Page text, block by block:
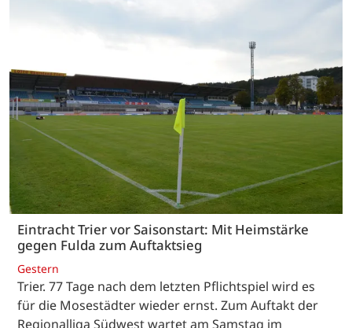
Eintracht Trier vor Saisonstart: Mit Heimstärke
gegen Fulda zum Auftaktsieg
Gestern
Trier. 77 Tage nach dem letzten Pflichtspiel wird es
für die Mosestädter wieder ernst. Zum Auftakt der
Regionalliga Südwest wartet am Samstag im